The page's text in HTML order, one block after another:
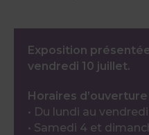
Exposition
vendredi 10 juillet.
Horaires d’ouverture
• Du lundi au vendredi
• Samedi 4 et